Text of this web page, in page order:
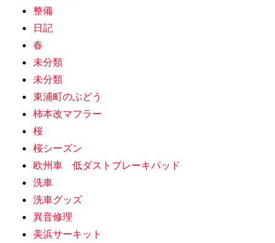
整備
日記
春
未分類
未分類
東浦町のぶどう
柿本改マフラー
桜
桜シーズン
欧州車 低ダストブレーキパッド
洗車
洗車グッズ
異音修理
美浜サーキット